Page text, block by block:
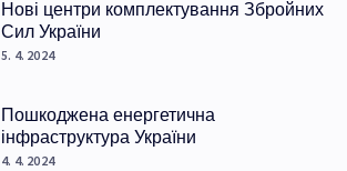
Нові центри комплектування Збройних
Сил України
5. 4. 2024
Пошкоджена енергетична
інфраструктура України
4. 4. 2024